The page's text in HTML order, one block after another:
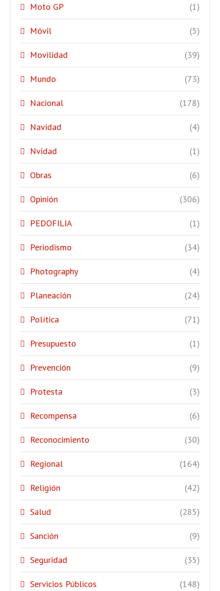
Moto GP (1)
Móvil (5)
Movilidad (39)
Mundo (73)
Nacional (178)
Navidad (4)
Nvidad (1)
Obras (6)
Opinión (306)
PEDOFILIA (1)
Periodismo (34)
Photography (4)
Planeación (24)
Política (71)
Presupuesto (1)
Prevención (9)
Protesta (3)
Recompensa (6)
Reconocimiento (30)
Regional (164)
Religión (42)
Salud (285)
Sanción (9)
Seguridad (35)
Servicios Públicos (148)